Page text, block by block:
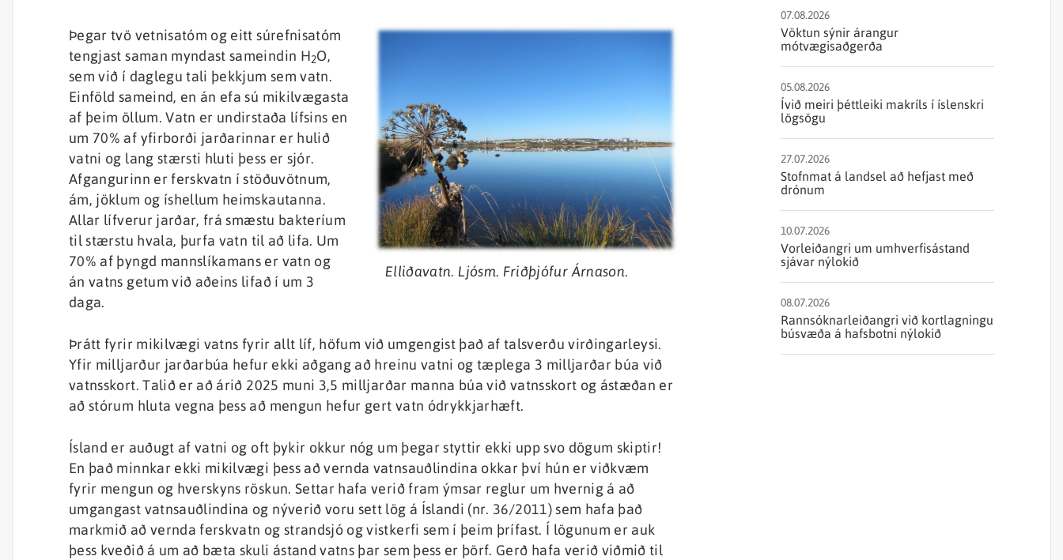
Elliðavatn. Ljósm. Friðþjófur Árnason.
Þegar tvö vetnisatóm og eitt súrefnisatóm
tengjast saman myndast sameindin H2O,
sem við í daglegu tali þekkjum sem vatn.
Einföld sameind, en án efa sú mikilvægasta
af þeim öllum. Vatn er undirstaða lífsins en
um 70% af yfirborði jarðarinnar er hulið
vatni og lang stærsti hluti þess er sjór.
Afgangurinn er ferskvatn í stöðuvötnum,
ám, jöklum og íshellum heimskautanna.
Allar lífverur jarðar, frá smæstu bakteríum
til stærstu hvala, þurfa vatn til að lifa. Um
70% af þyngd mannslíkamans er vatn og
án vatns getum við aðeins lifað í um 3
daga.
Þrátt fyrir mikilvægi vatns fyrir allt líf, höfum við umgengist það af talsverðu virðingarleysi.
Yfir milljarður jarðarbúa hefur ekki aðgang að hreinu vatni og tæplega 3 milljarðar búa við
vatnsskort. Talið er að árið 2025 muni 3,5 milljarðar manna búa við vatnsskort og ástæðan er
að stórum hluta vegna þess að mengun hefur gert vatn ódrykkjarhæft.
Ísland er auðugt af vatni og oft þykir okkur nóg um þegar styttir ekki upp svo dögum skiptir!
En það minnkar ekki mikilvægi þess að vernda vatnsauðlindina okkar því hún er viðkvæm
fyrir mengun og hverskyns röskun. Settar hafa verið fram ýmsar reglur um hvernig á að
umgangast vatnsauðlindina og nýverið voru sett lög á Íslandi (nr. 36/2011) sem hafa það
markmið að vernda ferskvatn og strandsjó og vistkerfi sem í þeim þrífast. Í lögunum er auk
þess kveðið á um að bæta skuli ástand vatns þar sem þess er þörf. Gerð hafa verið viðmið til
07.08.2026
Vöktun sýnir árangur
mótvægisaðgerða
05.08.2026
Ívið meiri þéttleiki makríls í íslenskri
lögsögu
27.07.2026
Stofnmat á landsel að hefjast með
drónum
10.07.2026
Vorleiðangri um umhverfisástand
sjávar nýlokið
08.07.2026
Rannsóknarleiðangri við kortlagningu
búsvæða á hafsbotni nýlokið